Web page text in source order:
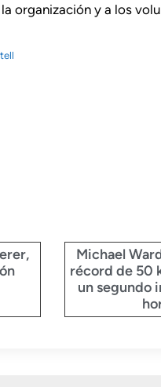
organización y a los
Michael
récord de 50
un segundo